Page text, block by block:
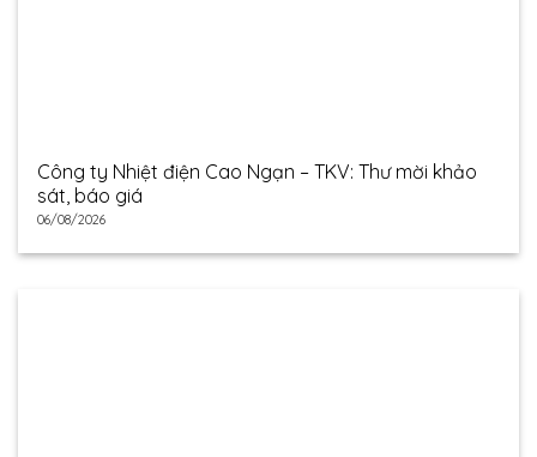
Công ty Nhiệt điện Cao Ngạn – TKV: Thư mời khảo
sát, báo giá
06/08/2026